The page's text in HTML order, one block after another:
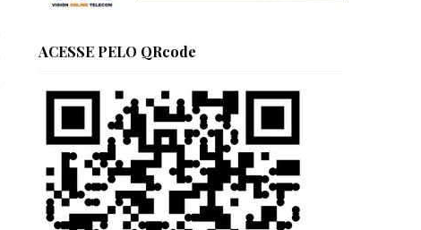
ACESSE PELO QRcode